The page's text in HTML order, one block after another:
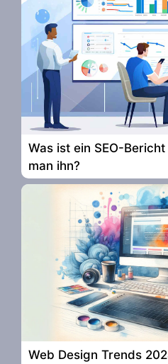
Was ist ein SEO-
man ihn?
Web Design Trends